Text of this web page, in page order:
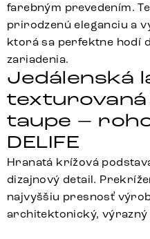
farebným prevedením.
prirodzenú eleganciu a
ktorá sa perfektne hodí
zariadenia.
Jedálenská
taupe –
DELIFE
Hranatá krížová
dizajnový detail.
najvyššiu presnosť
architektonický, výrazný